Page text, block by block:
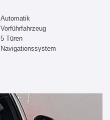
Automatik
Vorführfahrzeug
5 Türen
Navigationssystem